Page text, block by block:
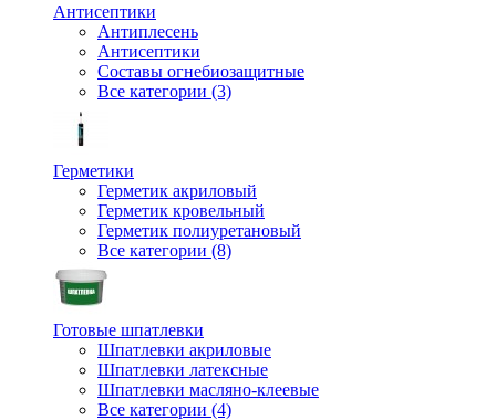
Антисептики
Антиплесень
Антисептики
Составы огнебиозащитные
Все категории (3)
Герметики
Герметик акриловый
Герметик кровельный
Герметик полиуретановый
Все категории (8)
Готовые шпатлевки
Шпатлевки акриловые
Шпатлевки латексные
Шпатлевки масляно-клеевые
Все категории (4)